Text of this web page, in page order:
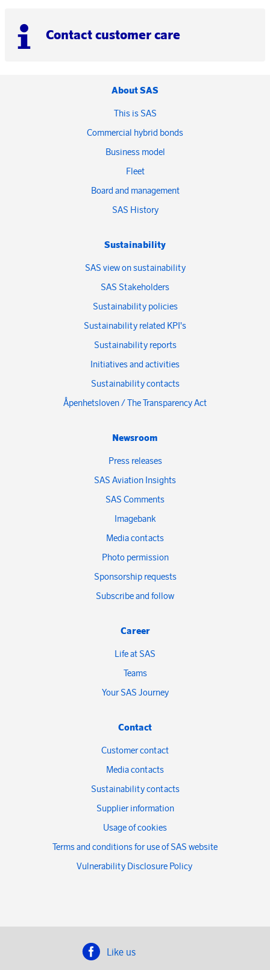
Contact customer care
About SAS
This is SAS
Commercial hybrid bonds
Business model
Fleet
Board and management
SAS History
Sustainability
SAS view on sustainability
SAS Stakeholders
Sustainability policies
Sustainability related KPI's
Sustainability reports
Initiatives and activities
Sustainability contacts
Åpenhetsloven / The Transparency Act
Newsroom
Press releases
SAS Aviation Insights
SAS Comments
Imagebank
Media contacts
Photo permission
Sponsorship requests
Subscribe and follow
Career
Life at SAS
Teams
Your SAS Journey
Contact
Customer contact
Media contacts
Sustainability contacts
Supplier information
Usage of cookies
Terms and conditions for use of SAS website
Vulnerability Disclosure Policy
Like us